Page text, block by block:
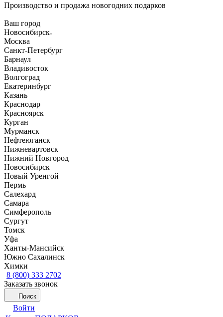
Производство и продажа новогодних подарков
Ваш город
Новосибирск
Москва
Санкт-Петербург
Барнаул
Владивосток
Волгоград
Екатеринбург
Казань
Краснодар
Красноярск
Курган
Мурманск
Нефтеюганск
Нижневартовск
Нижний Новгород
Новосибирск
Новый Уренгой
Пермь
Салехард
Самара
Симферополь
Сургут
Томск
Уфа
Ханты-Мансийск
Южно Сахалинск
Химки
8 (800) 333 2702
Заказать звонок
Поиск
Войти